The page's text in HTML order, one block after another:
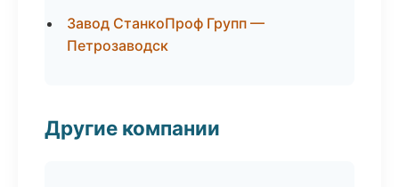
Завод СтанкоПроф Групп —
Петрозаводск
Другие компании